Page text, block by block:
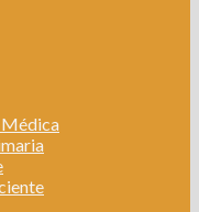
Médica